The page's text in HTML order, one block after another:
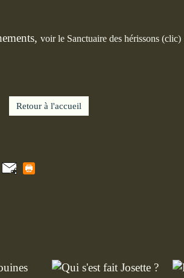
voirle Sanctuaire des hérissons (clic)
Retour à l'accueil